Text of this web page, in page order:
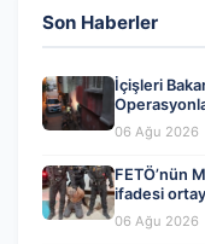
Son Haberler
İçişleri
06 Ağu 2026
FETÖ’nün
ifadesi
06 Ağu 2026